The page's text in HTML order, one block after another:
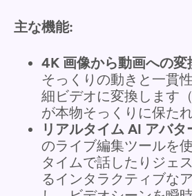
主な機能:
4K 画像から動画への変
そっくりの動きと一貫
細ビデオに変換します
が本物そっくりに保たれ
リアルタイム AI アバタ
のライブ編集ツールを
タイムで話したりジェ
るインタラクティブな